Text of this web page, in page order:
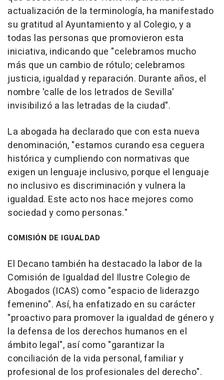
actualización de la terminología, ha manifestado
su gratitud al Ayuntamiento y al Colegio, y a
todas las personas que promovieron esta
iniciativa, indicando que "celebramos mucho
más que un cambio de rótulo; celebramos
justicia, igualdad y reparación. Durante años, el
nombre 'calle de los letrados de Sevilla'
invisibilizó a las letradas de la ciudad".
La abogada ha declarado que con esta nueva
denominación, "estamos curando esa ceguera
histórica y cumpliendo con normativas que
exigen un lenguaje inclusivo, porque el lenguaje
no inclusivo es discriminación y vulnera la
igualdad. Este acto nos hace mejores como
sociedad y como personas."
COMISIÓN DE IGUALDAD
El Decano también ha destacado la labor de la
Comisión de Igualdad del Ilustre Colegio de
Abogados (ICAS) como "espacio de liderazgo
femenino". Así, ha enfatizado en su carácter
"proactivo para promover la igualdad de género y
la defensa de los derechos humanos en el
ámbito legal", así como "garantizar la
conciliación de la vida personal, familiar y
profesional de los profesionales del derecho".